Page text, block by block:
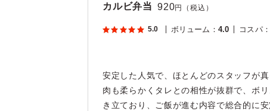
カルビ弁当 920円（税込）
5.0 ボリューム ： 4.0 コスパ：
安定した人気で、ほとんどのスタッフが
肉も柔らかくタレとの相性が抜群で、ボ
き立ており、ご飯が進む内容で総合的に